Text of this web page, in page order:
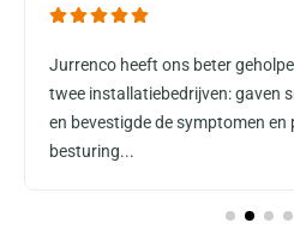
Jurrenco heeft ons beter
twee installatiebedrijven: gaven
en bevestigde de symptomen en
besturing...